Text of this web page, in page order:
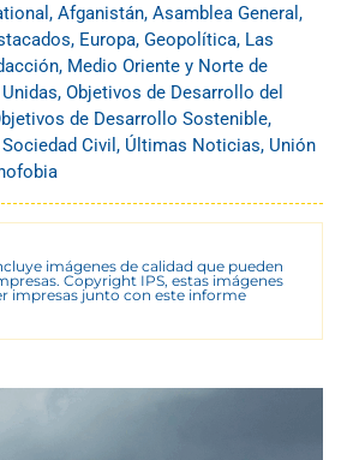
, Afganistán, Asamblea General ,
, Europa, Geopolítica, Las
, Medio Oriente y Norte de
, Objetivos de Desarrollo del
de Desarrollo Sostenible,
Sociedad Civil , Últimas Noticias, Unión
imágenes de calidad que pueden
Copyright IPS, estas imágenes
impresas junto con este informe